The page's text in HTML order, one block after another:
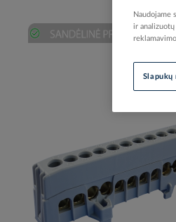
Naudojame
ir analizuotų
Slapukų